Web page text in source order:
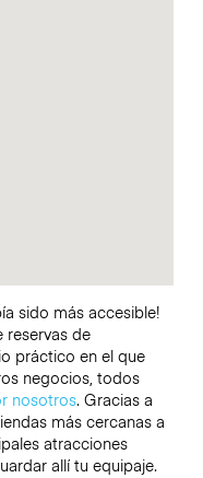
sido más accesible!
reservas de
práctico en el que
negocios, todos
nosotros. Gracias a
más cercanas a
atracciones
allí tu equipaje.